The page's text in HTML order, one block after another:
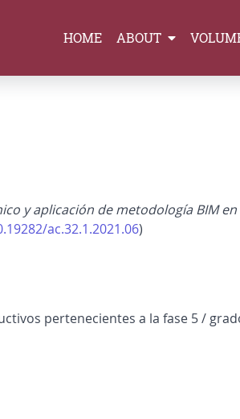
HOME ABOUT
y aplicación de metodología BIM
ac.32.1.2021.06)
pertenecientes a la fase 5 /